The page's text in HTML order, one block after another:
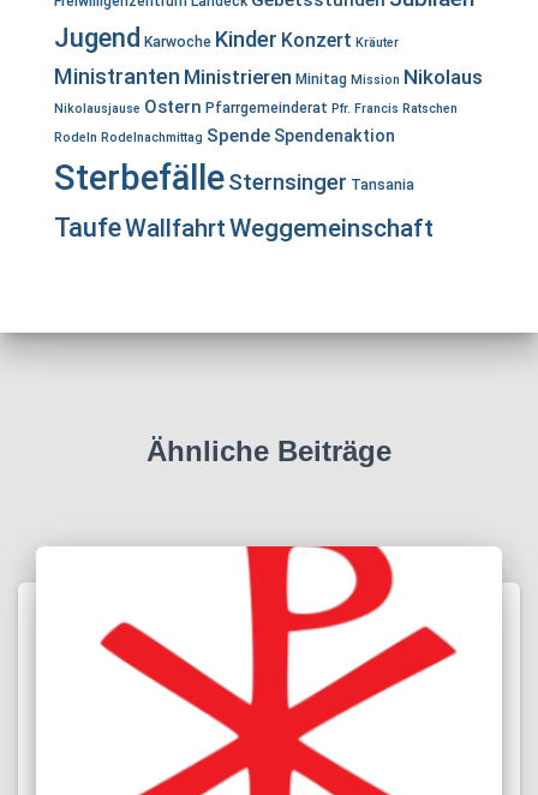
Jugend Karwoche Kinder Konzert Kräuter
Ministranten Ministrieren Minitag Mission Nikolaus
Nikolausjause Ostern Pfarrgemeinderat Pfr. Francis Ratschen
Rodeln Rodelnachmittag Spende Spendenaktion
SterbefälleSternsinger Tansania
TaufeWallfahrtWeggemeinschaft
Ähnliche Beiträge